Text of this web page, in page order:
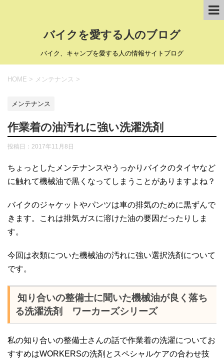
バイクを愛する人のブログ
バイク、キャンプを愛する人の情報サイトブログ
HOME > メンテナンス >
メンテナンス
作業着の油汚れに強い洗濯洗剤
投稿日： 2017年11月8日
ちょっとしたメンテナンスやうっかりバイクのタイヤなど
に触れて機械油で黒くなってしまうことがありますよね？
バイクのジャケットやパンツは車の排気のために黒ずんで
きます。これは排気ガスに溶けた油の要因だったりしま
す。
今回は衣類についた機械油の汚れに強い選択洗剤について
です。
知り合いの整備士に聞いた機械油が良く落ち
る洗濯洗剤 ワーカーズシリーズ
私の知り合いの整備士さんの話で作業着の洗濯についてお
すすめはWORKERSの洗剤とスペシャルケアの合わせ技